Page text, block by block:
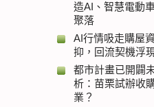
造AI、智慧電動
聚落
AI行情吸走購屋
抑，回流契機浮
都市計畫已開闢
析：苗栗試辦收
業？